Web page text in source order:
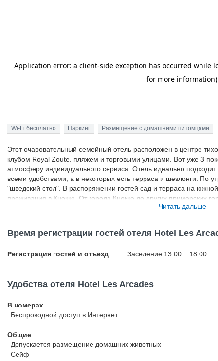
Wi-Fi бесплатно Паркинг Размещение с домашними питомцами
Этот очаровательный семейный отель расположен в центре
клубом Royal Zoute, пляжем и торговыми улицами. Вот уже 3
атмосферу индивидуального сервиса. Отель идеально
всеми удобствами, а в некоторых есть терраса и шезлонги. По
"шведский стол". В распоряжении гостей сад и терраса на
проживания в Кнокке. От города Кнокке до других приморских
Читать дальше
Время регистрации гостей отеля Hotel Les
Регистрация гостей и отъезд Заселение 13:00 .. 18:00
Удобства отеля Hotel Les Arcades
В номерах
Беспроводной доступ в Интернет
Общие
Допускается размещение домашних животных
Сейф